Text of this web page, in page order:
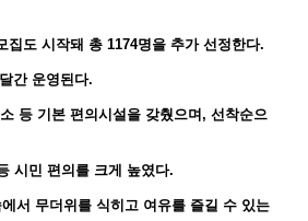
집도 시작돼 총 1174명을 추가 선정한다.
간 운영된다.
등 기본 편의시설을 갖췄으며, 선착순으
시민 편의를 크게 높였다.
서 무더위를 식히고 여유를 즐길 수 있는